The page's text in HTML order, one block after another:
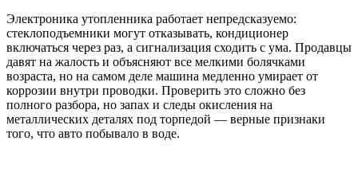
Электроника утопленника работает непредсказуемо:
стеклоподъемники могут отказывать, кондиционер
включаться через раз, а сигнализация сходить с ума. Продавцы
давят на жалость и объясняют все мелкими болячками
возраста, но на самом деле машина медленно умирает от
коррозии внутри проводки. Проверить это сложно без
полного разбора, но запах и следы окисления на
металлических деталях под торпедой — верные признаки
того, что авто побывало в воде.